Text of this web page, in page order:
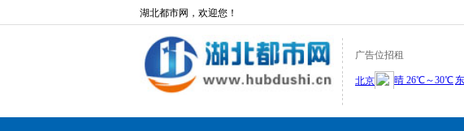
湖北都市网，欢迎您！
广告位招租